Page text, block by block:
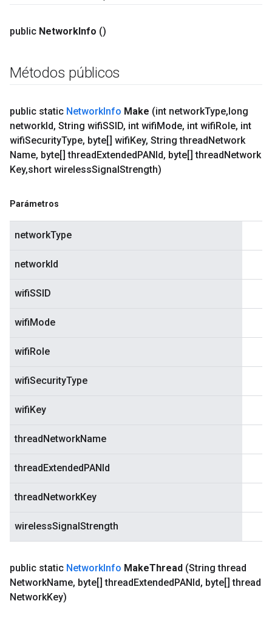
public NetworkInfo ()
Métodos públicos
public static NetworkInfo Make (int networkType,long
networkId, String wifiSSID, int wifiMode, int wifiRole, int
wifiSecurityType, byte[] wifiKey, String threadNetwork
Name, byte[] threadExtendedPANId, byte[] threadNetwork
Key,short wirelessSignalStrength)
Parámetros
networkType
networkId
wifiSSID
wifiMode
wifiRole
wifiSecurityType
wifiKey
threadNetworkName
threadExtendedPANId
threadNetworkKey
wirelessSignalStrength
public static NetworkInfo MakeThread (String thread
NetworkName, byte[] threadExtendedPANId, byte[] thread
NetworkKey)